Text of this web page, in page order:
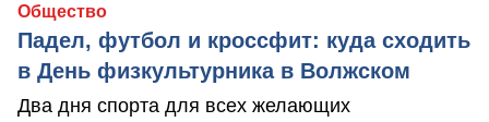
Общество
Падел, футбол и кроссфит: куда сходить
в День физкультурника в Волжском
Два дня спорта для всех желающих